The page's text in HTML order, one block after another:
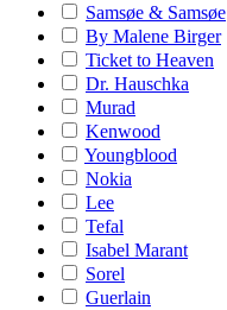
Samsøe & Samsøe
By Malene Birger
Ticket to Heaven
Dr. Hauschka
Murad
Kenwood
Youngblood
Nokia
Lee
Tefal
Isabel Marant
Sorel
Guerlain